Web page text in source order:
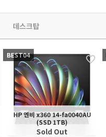
데스크탑
BEST04
HP 엔비 x360 14-fa0040AU
(SSD 1TB)
Sold Out